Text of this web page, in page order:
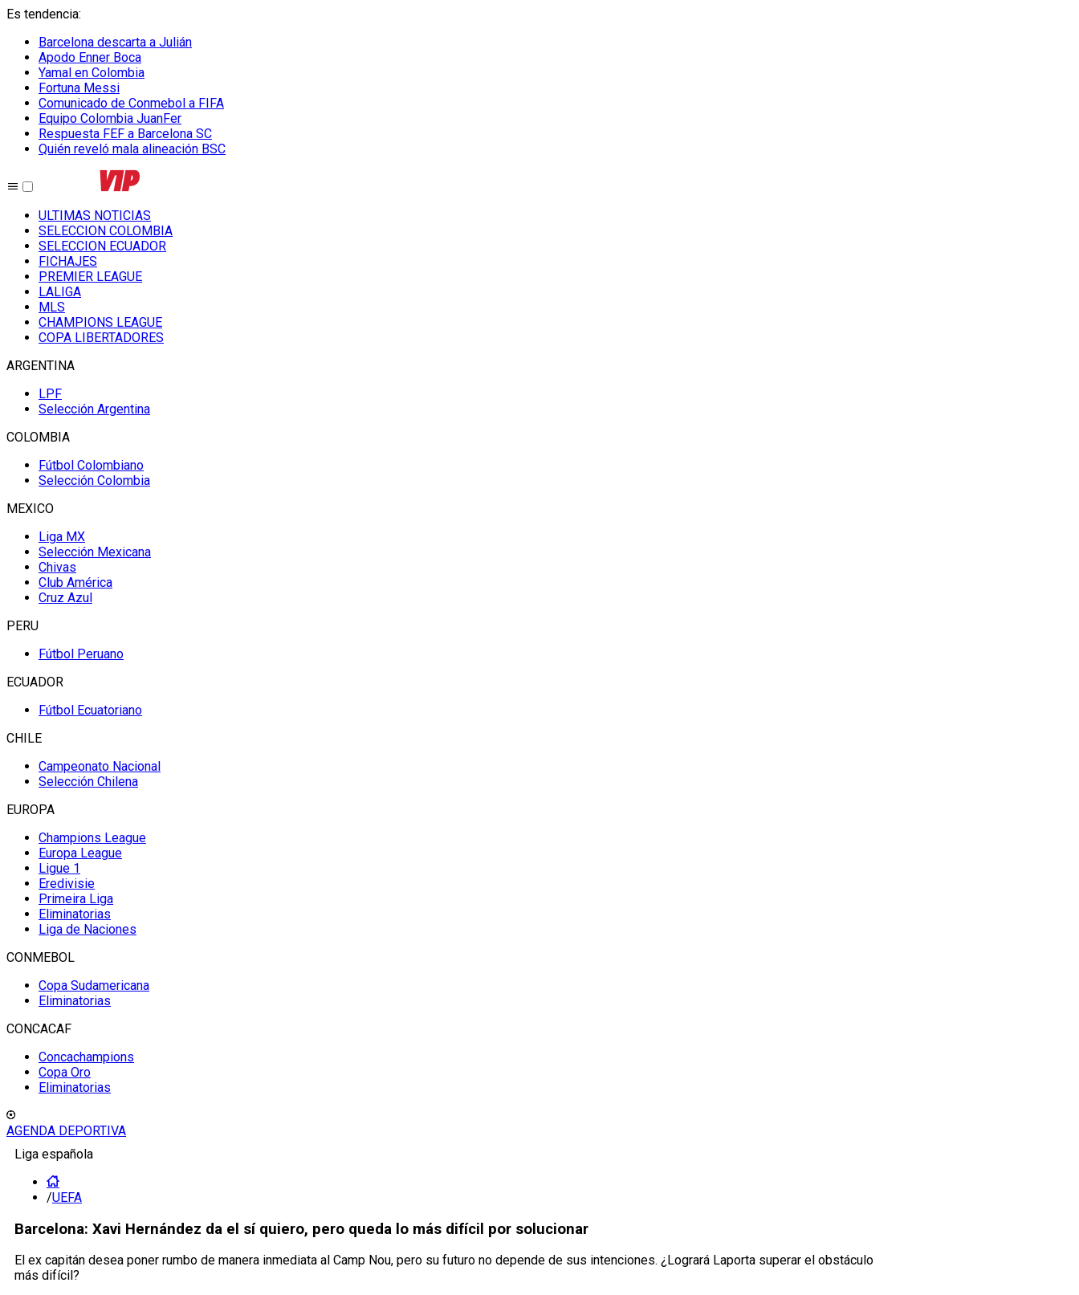
Es tendencia:
Barcelona descarta a Julián
Apodo Enner Boca
Yamal en Colombia
Fortuna Messi
Comunicado de Conmebol a FIFA
Equipo Colombia JuanFer
Respuesta FEF a Barcelona SC
Quién reveló mala alineación BSC
ULTIMAS NOTICIAS
SELECCION COLOMBIA
SELECCION ECUADOR
FICHAJES
PREMIER LEAGUE
LALIGA
MLS
CHAMPIONS LEAGUE
COPA LIBERTADORES
ARGENTINA
LPF
Selección Argentina
COLOMBIA
Fútbol Colombiano
Selección Colombia
MEXICO
Liga MX
Selección Mexicana
Chivas
Club América
Cruz Azul
PERU
Fútbol Peruano
ECUADOR
Fútbol Ecuatoriano
CHILE
Campeonato Nacional
Selección Chilena
EUROPA
Champions League
Europa League
Ligue 1
Eredivisie
Primeira Liga
Eliminatorias
Liga de Naciones
CONMEBOL
Copa Sudamericana
Eliminatorias
CONCACAF
Concachampions
Copa Oro
Eliminatorias
AGENDA DEPORTIVA
Liga española
/UEFA
Barcelona: Xavi Hernández da el sí quiero, pero queda lo más difícil por solucionar
El ex capitán desea poner rumbo de manera inmediata al Camp Nou, pero su futuro no depende de sus intenciones. ¿Logrará Laporta superar el obstáculo
más difícil?